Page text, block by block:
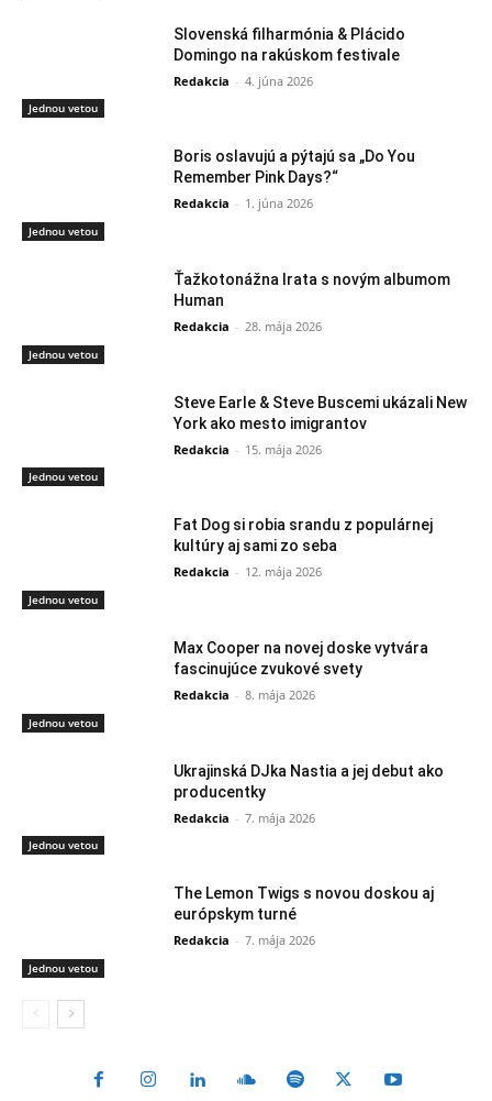
Jednou vetou
Slovenská filharmónia & Plácido
Domingo na rakúskom festivale
Redakcia - 4. júna 2026
Jednou vetou
Boris oslavujú a pýtajú sa „Do You
Remember Pink Days?“
Redakcia - 1. júna 2026
Jednou vetou
Ťažkotonážna Irata s novým albumom
Human
Redakcia - 28. mája 2026
Jednou vetou
Steve Earle & Steve Buscemi ukázali New
York ako mesto imigrantov
Redakcia - 15. mája 2026
Jednou vetou
Fat Dog si robia srandu z populárnej
kultúry aj sami zo seba
Redakcia - 12. mája 2026
Jednou vetou
Max Cooper na novej doske vytvára
fascinujúce zvukové svety
Redakcia - 8. mája 2026
Jednou vetou
Ukrajinská DJka Nastia a jej debut ako
producentky
Redakcia - 7. mája 2026
Jednou vetou
The Lemon Twigs s novou doskou aj
európskym turné
Redakcia - 7. mája 2026